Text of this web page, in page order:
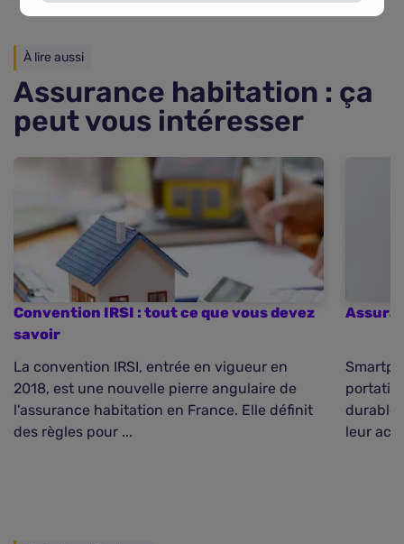
À lire aussi
Assurance habitation : ça
peut vous intéresser
Convention IRSI : tout ce que vous devez
savoir
La convention IRSI, entrée en vigueur en
2018, est une nouvelle pierre angulaire de
l'assurance habitation en France. Elle définit
des règles pour ...
leur